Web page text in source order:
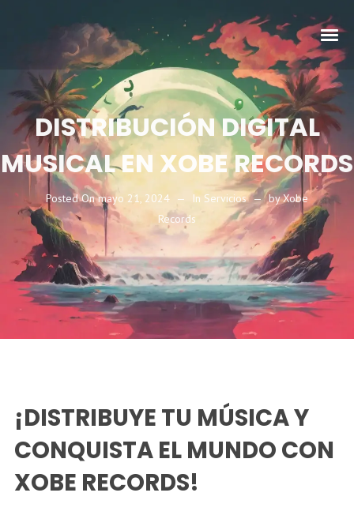
DISTRIBUCIÓN DIGITAL
MUSICAL EN XOBE RECORDS
Posted Onmayo 21, 2024 In Servicios byXobe
Records
¡DISTRIBUYE TU MÚSICA Y
CONQUISTA EL MUNDO CON
XOBE RECORDS!